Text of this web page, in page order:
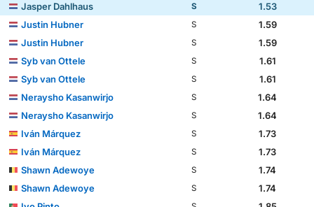
Jasper Dahlhaus
S
1.53
Justin Hubner
S
1.59
Justin Hubner
S
1.59
Syb van Ottele
S
1.61
Syb van Ottele
S
1.61
Neraysho Kasanwirjo
S
1.64
Neraysho Kasanwirjo
S
1.64
Iván Márquez
S
1.73
Iván Márquez
S
1.73
Shawn Adewoye
S
1.74
Shawn Adewoye
S
1.74